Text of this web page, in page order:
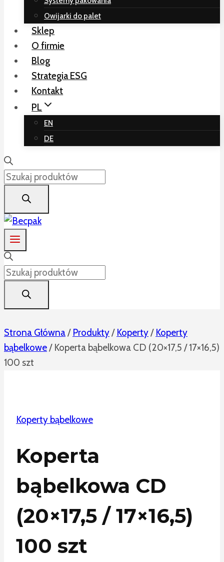
Owijarki do palet
Sklep
O firmie
Blog
Strategia ESG
Kontakt
PL
EN
DE
Wyszukiwarka
produktów
Wyszukiwarka
produktów
Strona Główna/ Produkty/ Koperty/ Koperty
bąbelkowe/ Koperta bąbelkowa CD (20×17,5 / 17×16,5)
100 szt
Koperty bąbelkowe
Koperta
bąbelkowa CD
(20×17,5 / 17×16,5)
100 szt